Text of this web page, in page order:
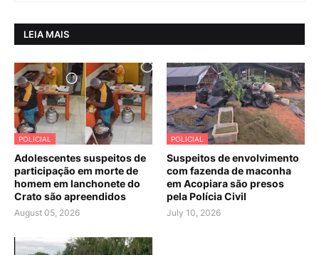
LEIA MAIS
POLICIAL
Adolescentes suspeitos de
participação em morte de
homem em lanchonete do
Crato são apreendidos
August 05, 2026
POLICIAL
Suspeitos de envolvimento
com fazenda de maconha
em Acopiara são presos
pela Polícia Civil
July 10, 2026